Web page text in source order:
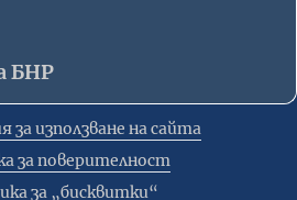
БНР
за използване на сайта
за поверителност
за „бисквитки“